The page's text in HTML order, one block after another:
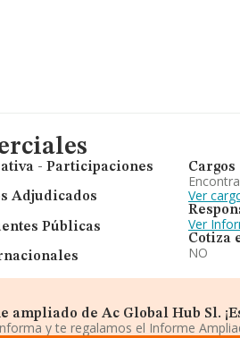
- Participaciones
Adjudicados
Públicas
Cargos
Ver
Ver
Cotiza
NO
ampliado de Ac Global Hub Sl.
y te regalamos el Informe